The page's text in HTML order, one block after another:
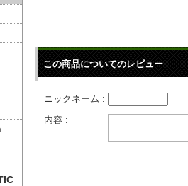
この商品についてのレビュー
ニックネーム :
内容 :